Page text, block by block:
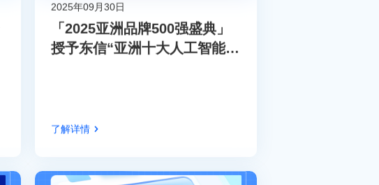
2025年09月30日
「2025亚洲品牌500强盛典」
授予东信“亚洲十大人工智能创
了解详情